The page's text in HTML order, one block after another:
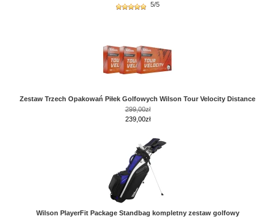
5/5
Zestaw Trzech Opakowań Piłek Golfowych Wilson Tour Velocity Distance
299,00zł
239,00zł
Wilson PlayerFit Package Standbag kompletny zestaw golfowy